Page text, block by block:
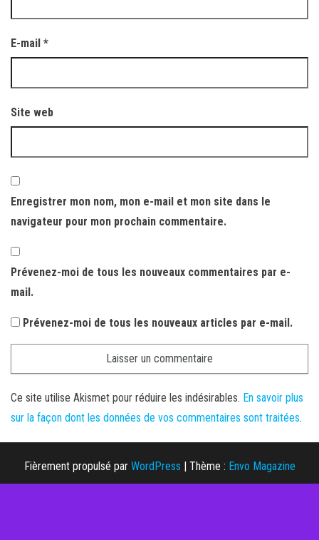
E-mail *
Site web
Enregistrer mon nom, mon e-mail et mon site dans le
navigateur pour mon prochain commentaire.
Prévenez-moi de tous les nouveaux commentaires par e-
mail.
Prévenez-moi de tous les nouveaux articles par e-mail.
Ce site utilise Akismet pour réduire les indésirables. En savoir plus
sur la façon dont les données de vos commentaires sont traitées.
Fièrement propulsé par WordPress | Thème : Envo Magazine